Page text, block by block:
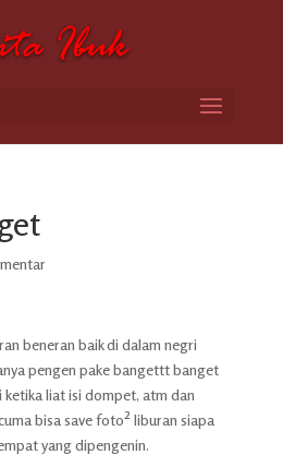
beneran baik di dalam negri
pengen pake bangettt banget
liat isi dompet, atm dan
bisa save foto² liburan siapa
yang dipengenin.